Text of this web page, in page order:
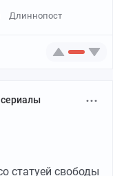
если вы уезжаете
некуда деть
себе этот
так было со
Длиннопост
статуей свободы